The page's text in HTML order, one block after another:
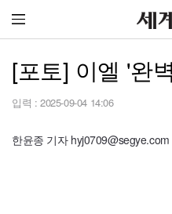
[포토] 이엘 '완
입력 : 2025-09-04 14:06
한윤종 기자 hyj0709@segye.com